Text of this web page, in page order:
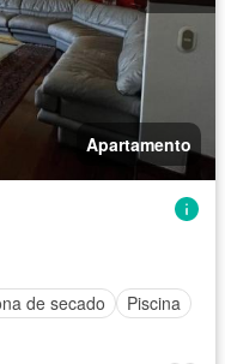
Apartamento
de secado
Piscina